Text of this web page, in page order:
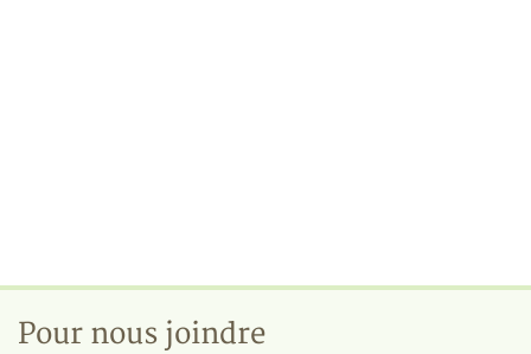
Pour nous joindre